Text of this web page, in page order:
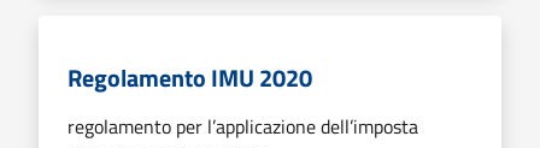
Regolamento IMU 2020
regolamento per l’applicazione dell’imposta